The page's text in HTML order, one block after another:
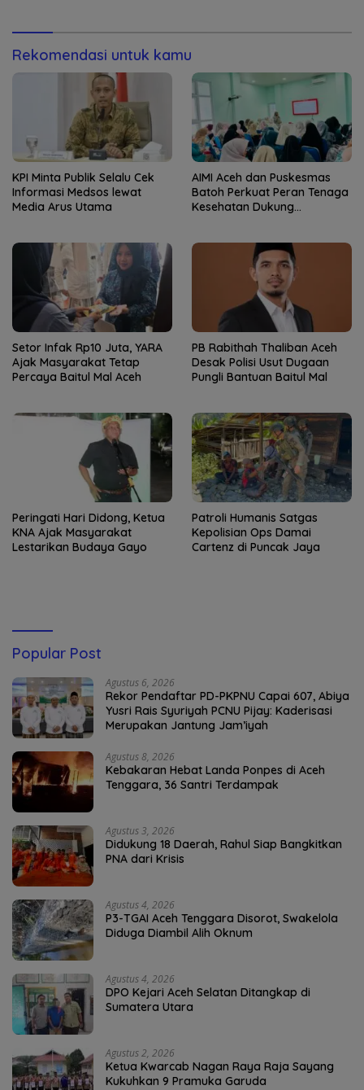
Rekomendasi untuk kamu
KPI Minta Publik Selalu Cek
Informasi Medsos lewat
Media Arus Utama
AIMI Aceh dan Puskesmas
Batoh Perkuat Peran Tenaga
Kesehatan Dukung
Setor Infak Rp10 Juta, YARA
Ajak Masyarakat Tetap
Percaya Baitul Mal Aceh
PB Rabithah Thaliban Aceh
Desak Polisi Usut Dugaan
Pungli Bantuan Baitul Mal
Peringati Hari Didong, Ketua
KNA Ajak Masyarakat
Lestarikan Budaya Gayo
Patroli Humanis Satgas
Kepolisian Ops Damai
Cartenz di Puncak Jaya
Popular Post
Agustus 6, 2026
Rekor Pendaftar PD-PKPNU Capai 607, Abiya
Yusri Rais Syuriyah PCNU Pijay: Kaderisasi
Merupakan Jantung Jam’iyah
Agustus 8, 2026
Kebakaran Hebat Landa Ponpes di Aceh
Tenggara, 36 Santri Terdampak
Agustus 3, 2026
Didukung 18 Daerah, Rahul Siap Bangkitkan
PNA dari Krisis
Agustus 4, 2026
P3-TGAI Aceh Tenggara Disorot, Swakelola
Diduga Diambil Alih Oknum
Agustus 4, 2026
DPO Kejari Aceh Selatan Ditangkap di
Sumatera Utara
Agustus 2, 2026
Ketua Kwarcab Nagan Raya Raja Sayang
Kukuhkan 9 Pramuka Garuda